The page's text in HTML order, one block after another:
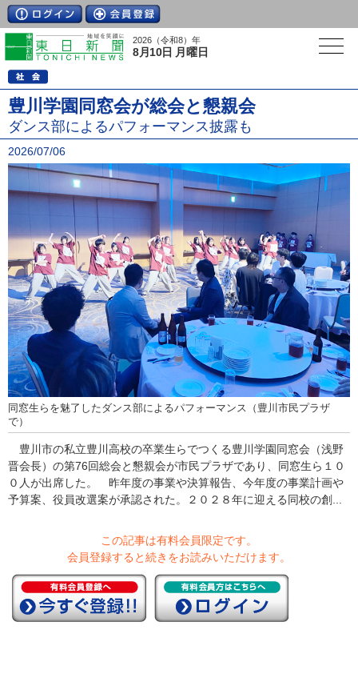
2026（令和8）年
8月10日 月曜日
豊川学園同窓会が総会と懇親会
ダンス部によるパフォーマンス披露も
2026/07/06
同窓生らを魅了したダンス部によるパフォーマンス（豊川市民プラザ
で）
豊川市の私立豊川高校の卒業生らでつくる豊川学園同窓会（浅野
晋会長）の第76回総会と懇親会が市民プラザであり、同窓生ら１０
０人が出席した。 昨年度の事業や決算報告、今年度の事業計画や
予算案、役員改選案が承認された。２０２８年に迎える同校の創...
この記事は有料会員限定です。
会員登録すると続きをお読みいただけます。